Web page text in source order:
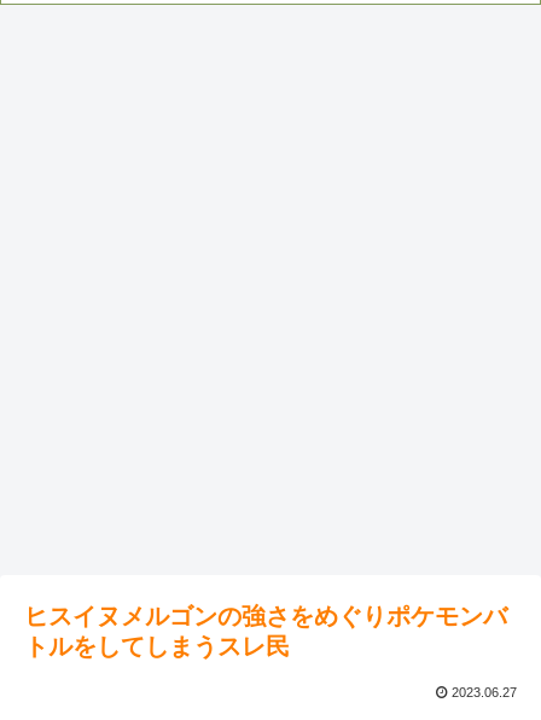
ヒスイヌメルゴンの強さをめぐりポケモンバ
トルをしてしまうスレ民
2023.06.27